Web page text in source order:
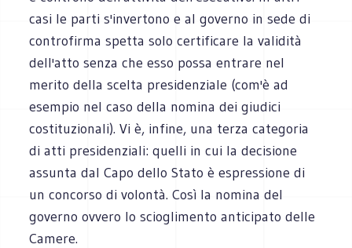
casi le parti s'invertono e al governo in sede di
controfirma spetta solo certificare la validità
dell'atto senza che esso possa entrare nel
merito della scelta presidenziale (com'è ad
esempio nel caso della nomina dei giudici
costituzionali). Vi è, infine, una terza categoria
di atti presidenziali: quelli in cui la decisione
assunta dal Capo dello Stato è espressione di
un concorso di volontà. Così la nomina del
governo ovvero lo scioglimento anticipato delle
Camere.